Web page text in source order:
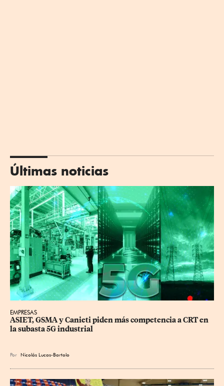
Últimas noticias
EMPRESAS
ASIET, GSMA y Canieti piden más competencia a CRT en
la subasta 5G industrial
Por Nicolás Lucas-Bartolo